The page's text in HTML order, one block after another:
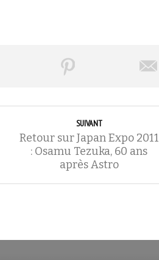
SUIVANT
Retour sur Japan Expo 2011
: Osamu Tezuka, 60 ans
après Astro